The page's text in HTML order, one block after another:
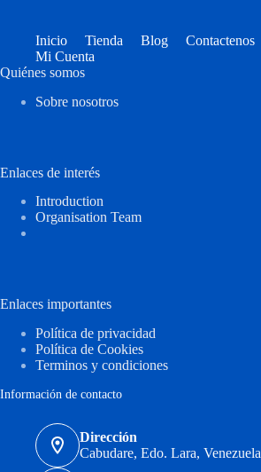
Inicio Tienda Blog Contactenos
Mi Cuenta
Quiénes somos
Sobre nosotros
Enlaces de interés
Introduction
Organisation Team
Enlaces importantes
Política de privacidad
Política de Cookies
Terminos y condiciones
Información de contacto
Dirección
Cabudare, Edo. Lara, Venezuela